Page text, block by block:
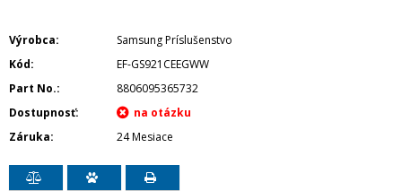
Výrobca
Samsung Príslušenstvo
Kód
EF-GS921CEEGWW
Part No.
8806095365732
Dostupnosť
Záruka
24 Mesiace